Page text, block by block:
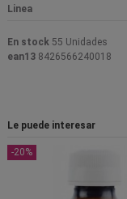
Linea
En stock 55 Unidades
ean13 8426566240018
Le puede interesar
-20%